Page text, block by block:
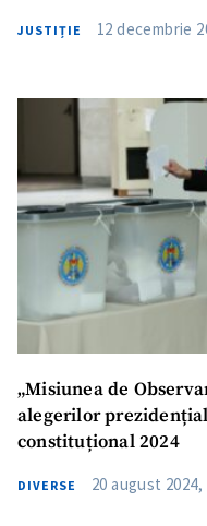
JUSTIȚIE 12 decembrie
„Misiunea de
alegerilor
constituțional 2024
DIVERSE 20 august 2024,